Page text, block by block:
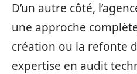
D’un autre côté,
une approche
création ou la refonte
expertise en audit